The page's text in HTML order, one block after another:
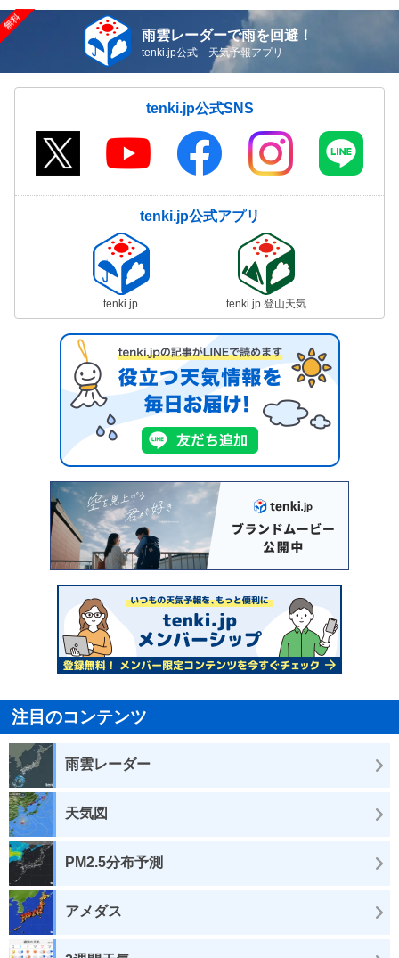
雨雲レーダーで雨を回避！
tenki.jp公式 天気予報アプリ
tenki.jp公式SNS
tenki.jp公式アプリ
tenki.jp tenki.jp 登山天気
注目のコンテンツ
雨雲レーダー
天気図
PM2.5分布予測
アメダス